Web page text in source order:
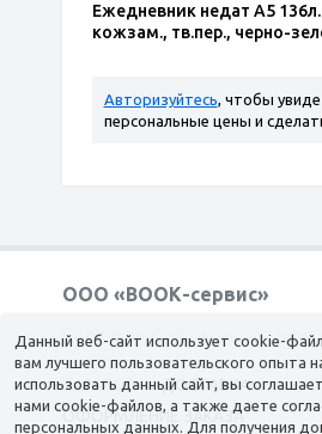
Ежедневник недат А5
кожзам., тв.пер., черно-
Авторизуйтесь, чтобы
персональные цены и
ООО «ВООК-сервис»
Согласие на обработку персональных
КАТАЛОГ
ДОСТАВКА
ОФОРМЛЕНИЕ ЗАКАЗА
Данный веб-сайт использует cookie-
вам лучшего пользовательского опыта
использовать данный сайт, вы
нами cookie-файлов, а также даете
персональных данных. Для получения